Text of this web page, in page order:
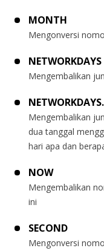
MONTH
Mengonversi
NETWORKDAYS
Mengembalikan
Mengembalikan
dua tanggal
hari apa dan
NOW
Mengembalikan
ini
SECOND
Mengonversi